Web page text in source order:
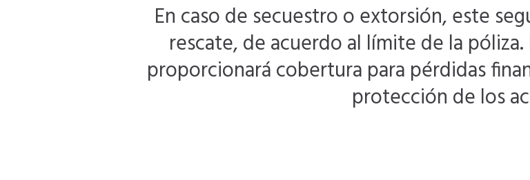
En caso de secuestro o extorsión, este
rescate, de acuerdo al límite de la
proporcionará cobertura para pérdidas
protección de los